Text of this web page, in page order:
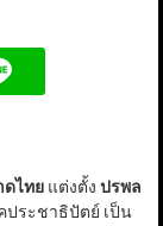
ดไทยแต่งตั้ง ปรพล
ประชาธิปัตย์ เป็น